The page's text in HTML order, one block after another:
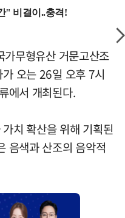
무형유산 거문고산조
오는 26일 오후 7시
에서 개최된다.
치 확산을 위해 기획된
음색과 산조의 음악적